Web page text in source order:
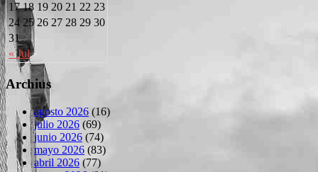
« Jul
17 18 19 20 21 22 23
24 25 26 27 28 29 30
31
Archius
agosto 2026 (16)
julio 2026 (69)
junio 2026 (74)
mayo 2026 (83)
abril 2026 (77)